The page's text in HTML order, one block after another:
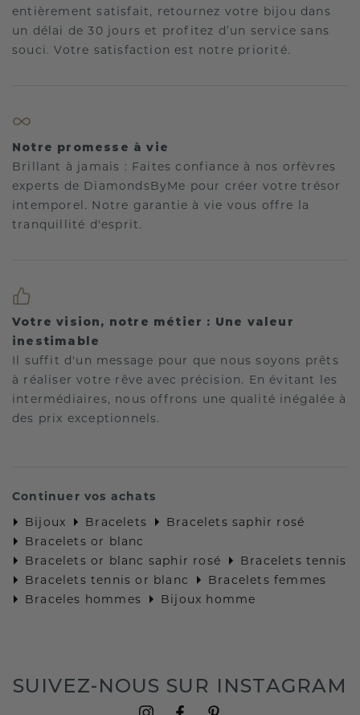
entièrement satisfait, retournez votre bijou dans
un délai de 30 jours et profitez d’un service sans
souci. Votre satisfaction est notre priorité.
Notre promesse à vie
Brillant à jamais : Faites confiance à nos orfèvres
experts de DiamondsByMe pour créer votre trésor
intemporel. Notre garantie à vie vous offre la
tranquillité d'esprit.
Votre vision, notre métier : Une valeur
inestimable
Il suffit d'un message pour que nous soyons prêts
à réaliser votre rêve avec précision. En évitant les
intermédiaires, nous offrons une qualité inégalée à
des prix exceptionnels.
Continuer vos achats
Bijoux
Bracelets
Bracelets saphir rosé
Bracelets or blanc
Bracelets or blanc saphir rosé
Bracelets tennis
Bracelets tennis or blanc
Bracelets femmes
Braceles hommes
Bijoux homme
SUIVEZ-NOUS SUR INSTAGRAM